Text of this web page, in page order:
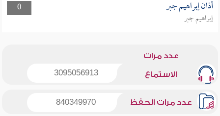
0
أذان إبراهيم جبر
إبراهيم جبر
عدد مرات
الاستماع 3095056913
عدد مرات الحفظ 840349970